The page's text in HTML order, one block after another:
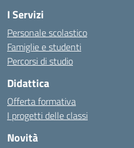
I Servizi
Personale scolastico
Famiglie e studenti
Percorsi di studio
Didattica
Offerta formativa
I progetti delle classi
Novità